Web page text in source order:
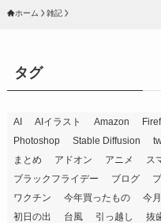
ホーム 雑記
タグ
AI AIイラスト Amazon
Photoshop
Stable Diffusion
まとめ
アドオン アニメ ス
ブラックフライデー
ブログ
ワクチン
今年買ったもの 今
初日の出
台風 引っ越し 抜